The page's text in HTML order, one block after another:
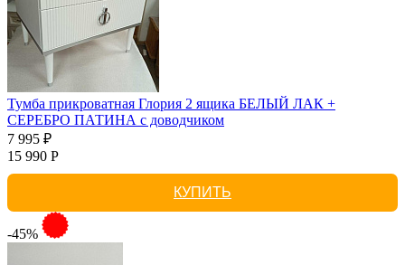
Тумба прикроватная Глория 2 ящика БЕЛЫЙ ЛАК +
СЕРЕБРО ПАТИНА с доводчиком
7 995 ₽
15 990 Р
КУПИТЬ
-45%